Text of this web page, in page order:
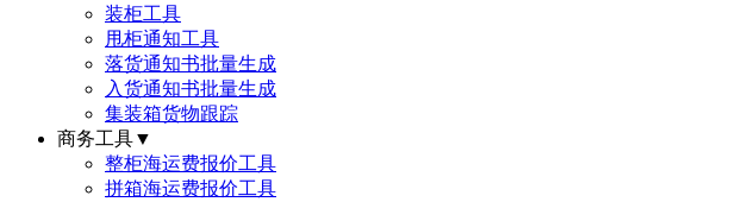
装柜工具
甩柜通知工具
落货通知书批量生成
入货通知书批量生成
集装箱货物跟踪
商务工具▼
整柜海运费报价工具
拼箱海运费报价工具